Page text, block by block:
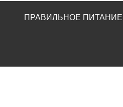
ПРАВИЛЬНОЕ ПИТАНИЕ